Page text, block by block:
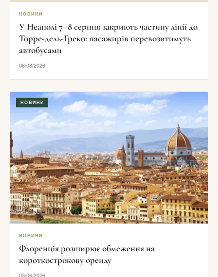
НОВИНИ
У Неаполі 7–8 серпня закриють частину лінії до
Торре-дель-Греко: пасажирів перевозитимуть
автобусами
06/08/2026
НОВИНИ
НОВИНИ
Флоренція розширює обмеження на
короткострокову оренду
03/06/2026